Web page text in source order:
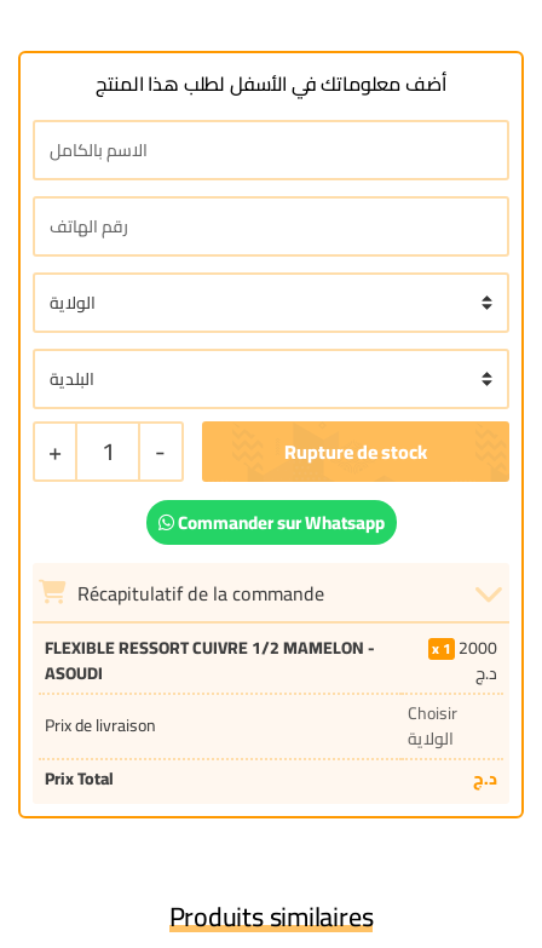
أضف معلوماتك في الأسفل لطلب هذا المنتج
+ 1 -
Commander sur Whatsapp
Récapitulatif de la commande
FLEXIBLE RESSORT CUIVRE 1/2 MAMELON -
ASOUDI
1 2000
د.ج
Prix de livraison
Choisir
الولاية
Prix Total
د.ج
Produits similaires